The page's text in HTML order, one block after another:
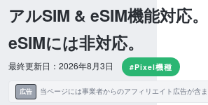
アルSIM & eSIM機能対応
eSIMには非対応。
最終更新日：2026年8月3日 #Pixel機種
広告 当ページには事業者からのアフィリエイト広告が含ま